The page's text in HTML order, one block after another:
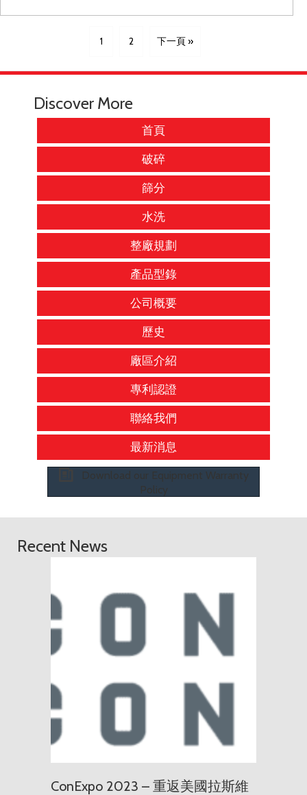
1 2 下一頁 »
Discover More
首頁
破碎
篩分
水洗
整廠規劃
產品型錄
公司概要
歷史
廠區介紹
專利認證
聯絡我們
最新消息
Download our Equipment Warranty
Policy
Recent News
ConExpo 2023 – 重返美國拉斯維